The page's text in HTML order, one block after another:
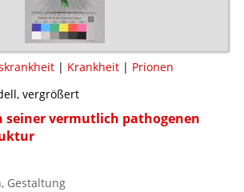
| Krankheit | Prionen
vergrößert
seiner vermutlich pathogenen
Gestaltung